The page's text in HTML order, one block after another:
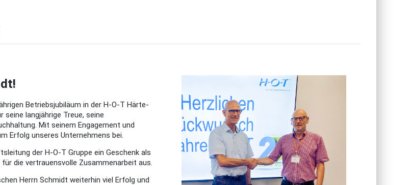
Betriebsjubiläum in der H-O-T Härte-
seine langjährige Treue, seine
Mit seinem Engagement und
Erfolg unseres Unternehmens bei.
der H-O-T Gruppe ein Geschenk als
die vertrauensvolle Zusammenarbeit aus.
Herrn Schmidt weiterhin viel Erfolg und